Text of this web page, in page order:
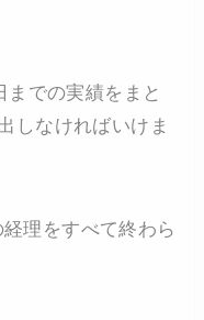
での実績をまと
しなければいけま
理をすべて終わら